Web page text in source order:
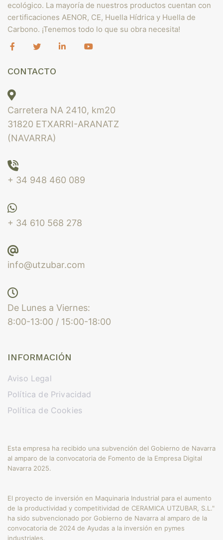
ecológico. La mayoría de nuestros productos cuentan con
certificaciones AENOR, CE, Huella Hídrica y Huella de
Carbono. ¡Tenemos todo lo que su obra necesita!
CONTACTO
Carretera NA 2410, km20
31820 ETXARRI-ARANATZ
(NAVARRA)
+ 34 948 460 089
+ 34 610 568 278
info@utzubar.com
De Lunes a Viernes:
8:00-13:00 / 15:00-18:00
INFORMACIÓN
Aviso Legal
Política de Privacidad
Política de Cookies
Esta empresa ha recibido una subvención del Gobierno de Navarra
al amparo de la convocatoria de Fomento de la Empresa Digital
Navarra 2025.
El proyecto de inversión en Maquinaria Industrial para el aumento
de la productividad y competitividad de CERAMICA UTZUBAR, S.L."
ha sido subvencionado por Gobierno de Navarra al amparo de la
convocatoria de 2024 de Ayudas a la inversión en pymes
industriales.